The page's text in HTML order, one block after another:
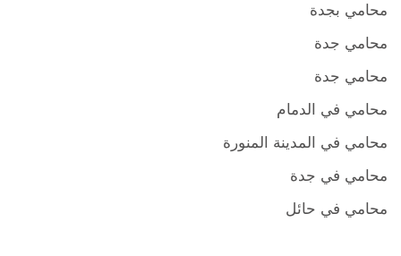
محامي بجدة
محامي جدة
محامي جدة
محامي في الدمام
محامي في المدينة المنورة
محامي في جدة
محامي في حائل